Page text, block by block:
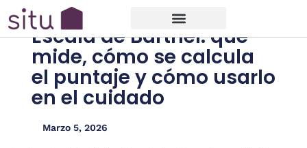
Escala de Barthel: qué
mide, cómo se calcula
el puntaje y cómo usarlo
en el cuidado
Marzo 5, 2026